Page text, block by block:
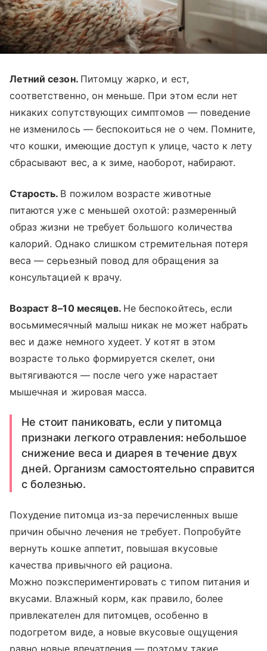
Летний сезон. Питомцу жарко, и ест,
соответственно, он меньше. При этом если нет
никаких сопутствующих симптомов — поведение
не изменилось — беспокоиться не о чем. Помните,
что кошки, имеющие доступ к улице, часто к лету
сбрасывают вес, а к зиме, наоборот, набирают.
Старость. В пожилом возрасте животные
питаются уже с меньшей охотой: размеренный
образ жизни не требует большого количества
калорий. Однако слишком стремительная потеря
веса — серьезный повод для обращения за
консультацией к врачу.
Возраст 8–10 месяцев. Не беспокойтесь, если
восьмимесячный малыш никак не может набрать
вес и даже немного худеет. У котят в этом
возрасте только формируется скелет, они
вытягиваются — после чего уже нарастает
мышечная и жировая масса.
Не стоит паниковать, если у питомца
признаки легкого отравления: небольшое
снижение веса и диарея в течение двух
дней. Организм самостоятельно справится
с болезнью.
Похудение питомца из-за перечисленных выше
причин обычно лечения не требует. Попробуйте
вернуть кошке аппетит, повышая вкусовые
качества привычного ей рациона.
Можно поэкспериментировать с типом питания и
вкусами. Влажный корм, как правило, более
привлекателен для питомцев, особенно в
подогретом виде, а новые вкусовые ощущения
равно новые впечатления — поэтому такие